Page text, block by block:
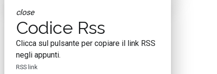
close
Codice Rss
Clicca sul pulsante per copiare il link RSS
negli appunti.
RSS link